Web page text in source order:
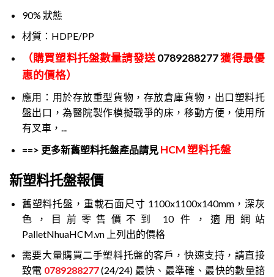
90% 狀態
材質：HDPE/PP
（購買塑料托盤數量請發送0789288277獲得最優
惠的價格）
應用：用於存放重型貨物，存放倉庫貨物，出口塑料托
盤出口，為醫院製作模擬戰爭的床，移動方便，使用所
有叉車，...
==> 更多新舊塑料托盤產品請見 HCM 塑料托盤
新塑料托盤報價
舊塑料托盤，重載石面尺寸 1100x1100x140mm，深灰
色，目前零售價不到 10 件，適用網站
PalletNhuaHCM.vn 上列出的價格
需要大量購買二手塑料托盤的客戶，快速支持，請直接
致電 0789288277(24/24) 最快、最準確、最快的數量諮